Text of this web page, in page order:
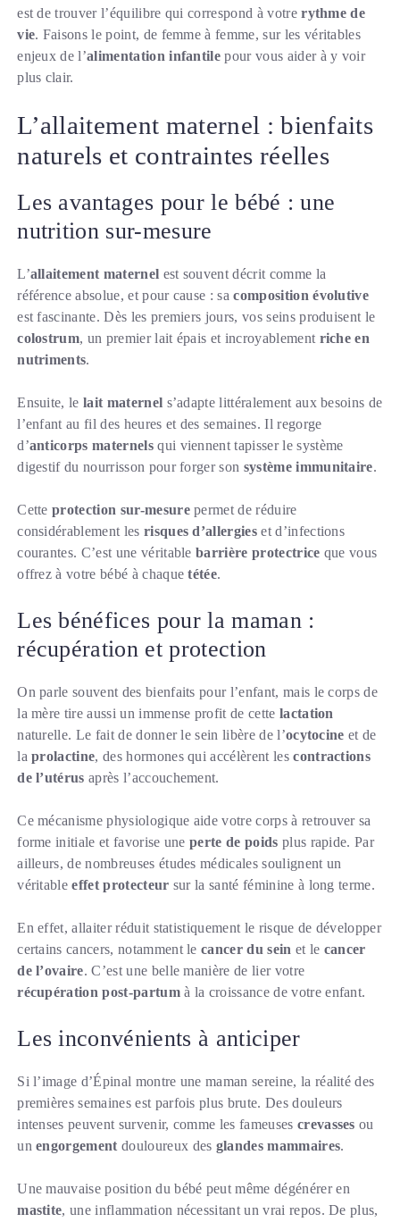
est de trouver l’équilibre qui correspond à votrerythme de
vie. Faisons le point, de femme à femme, sur les véritables
enjeux de l’alimentation infantile pour vous aider à y voir
plus clair.
L’allaitement maternel : bienfaits
naturels et contraintes réelles
Les avantages pour le bébé : une
nutrition sur-mesure
L’allaitement maternel est souvent décrit comme la
référence absolue, et pour cause : sacomposition évolutive
est fascinante. Dès les premiers jours, vos seins produisent le
colostrum, un premier lait épais et incroyablement riche en
nutriments.
Ensuite, lelait maternel s’adapte littéralement aux besoins de
l’enfant au fil des heures et des semaines. Il regorge
d’anticorps maternelsqui viennent tapisser le système
digestif du nourrisson pour forger son système immunitaire.
Cetteprotection sur-mesurepermet de réduire
considérablement les risques d’allergies et d’infections
courantes. C’est une véritablebarrière protectrice que vous
offrez à votre bébé à chaquetétée.
Les bénéfices pour la maman :
récupération et protection
On parle souvent des bienfaits pour l’enfant, mais le corps de
la mère tire aussi un immense profit de cette lactation
naturelle. Le fait de donner le sein libère de l’ocytocine et de
laprolactine, des hormones qui accélèrent lescontractions
de l’utérus après l’accouchement.
Ce mécanisme physiologique aide votre corps à retrouver sa
forme initiale et favorise uneperte de poids plus rapide. Par
ailleurs, de nombreuses études médicales soulignent un
véritableeffet protecteur sur la santé féminine à long terme.
En effet, allaiter réduit statistiquement le risque de développer
certains cancers, notamment lecancer du sein et le cancer
de l’ovaire. C’est une belle manière de lier votre
récupération post-partumà la croissance de votre enfant.
Les inconvénients à anticiper
Si l’image d’Épinal montre une maman sereine, la réalité des
premières semaines est parfois plus brute. Des douleurs
intenses peuvent survenir, comme les fameuses crevasses ou
unengorgement douloureux des glandes mammaires.
Une mauvaise position du bébé peut même dégénérer en
mastite, une inflammation nécessitant un vrai repos. De plus,